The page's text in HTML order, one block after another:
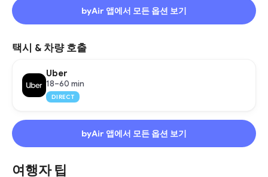
byAir 앱에서 모든 옵션 보기
택시 & 차량 호출
Uber
18–60 min
DIRECT
byAir 앱에서 모든 옵션 보기
여행자 팁